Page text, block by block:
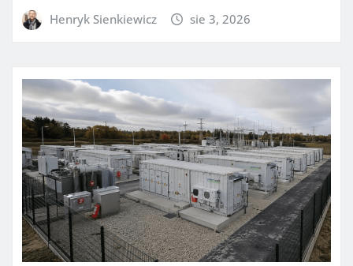
Henryk Sienkiewicz sie 3, 2026